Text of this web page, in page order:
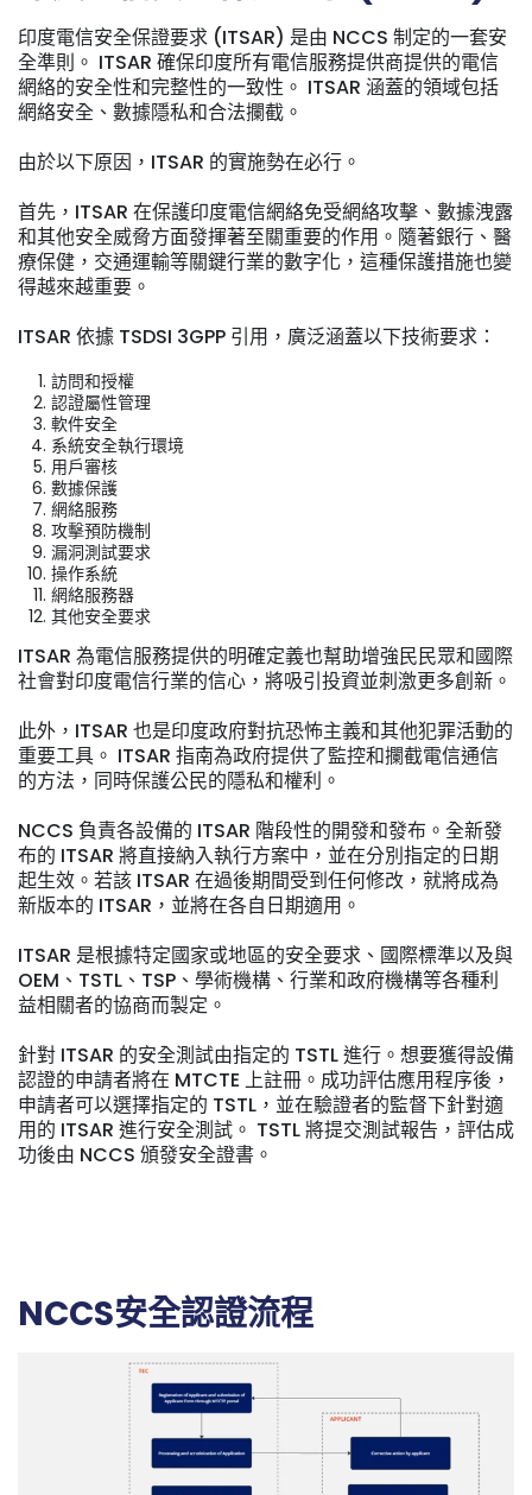
印度電信安全保證要求 (ITSAR) 是由 NCCS 制定的一套安
全準則。 ITSAR 確保印度所有電信服務提供商提供的電信
網絡的安全性和完整性的一致性。 ITSAR 涵蓋的領域包括
網絡安全、數據隱私和合法攔截。
由於以下原因，ITSAR 的實施勢在必行。
首先，ITSAR 在保護印度電信網絡免受網絡攻擊、數據洩露
和其他安全威脅方面發揮著至關重要的作用。隨著銀行、醫
療保健，交通運輸等關鍵行業的數字化，這種保護措施也變
得越來越重要。
ITSAR 依據 TSDSI 3GPP 引用，廣泛涵蓋以下技術要求：
訪問和授權
認證屬性管理
軟件安全
系統安全執行環境
用戶審核
數據保護
網絡服務
攻擊預防機制
漏洞測試要求
操作系統
網絡服務器
其他安全要求
ITSAR 為電信服務提供的明確定義也幫助增強民民眾和國際
社會對印度電信行業的信心，將吸引投資並刺激更多創新。
此外，ITSAR 也是印度政府對抗恐怖主義和其他犯罪活動的
重要工具。 ITSAR 指南為政府提供了監控和攔截電信通信
的方法，同時保護公民的隱私和權利。
NCCS 負責各設備的 ITSAR 階段性的開發和發布。全新發
布的 ITSAR 將直接納入執行方案中，並在分別指定的日期
起生效。若該 ITSAR 在過後期間受到任何修改，就將成為
新版本的 ITSAR，並將在各自日期適用。
ITSAR 是根據特定國家或地區的安全要求、國際標準以及與
OEM、TSTL、TSP、學術機構、行業和政府機構等各種利
益相關者的協商而製定。
針對 ITSAR 的安全測試由指定的 TSTL 進行。想要獲得設備
認證的申請者將在 MTCTE 上註冊。成功評估應用程序後，
申請者可以選擇指定的 TSTL，並在驗證者的監督下針對適
用的 ITSAR 進行安全測試。 TSTL 將提交測試報告，評估成
功後由 NCCS 頒發安全證書。
NCCS安全認證流程